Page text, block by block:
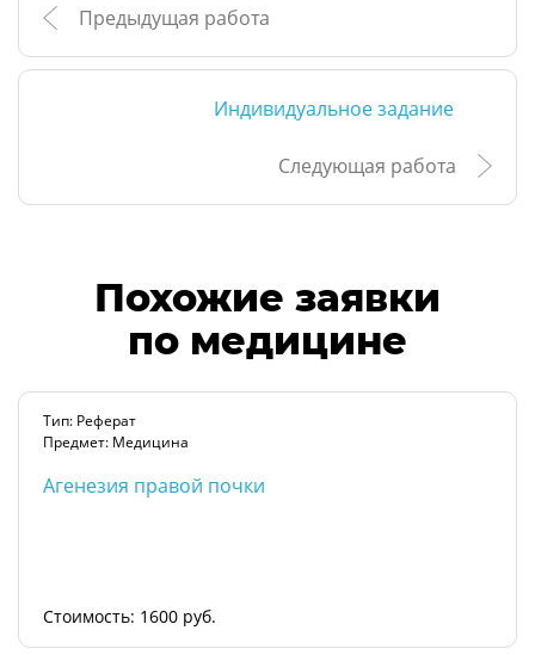
Предыдущая работа
Индивидуальное задание
Следующая работа
Похожие заявки
по медицине
Тип: Реферат
Предмет: Медицина
Агенезия правой почки
Стоимость: 1600 руб.